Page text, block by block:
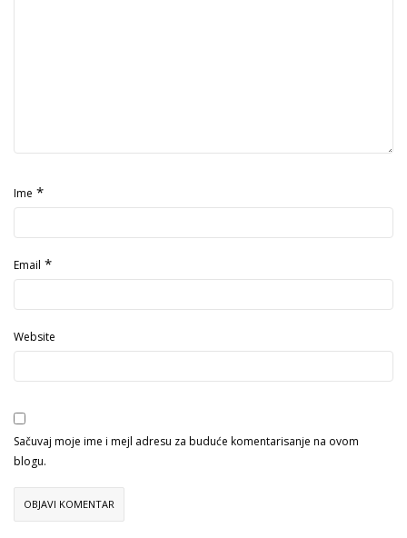
Ime *
Email *
Website
Sačuvaj moje ime i mejl adresu za buduće komentarisanje na ovom
blogu.